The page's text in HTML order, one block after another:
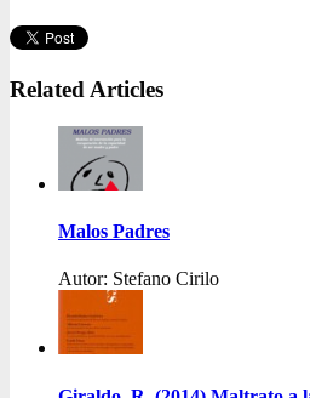
Related Articles
Malos Padres
Autor: Stefano Cirilo